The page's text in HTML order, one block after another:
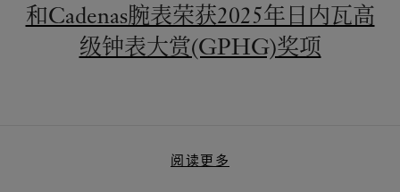
和Cadenas腕表荣获2025年日内瓦高
级钟表大赏(GPHG)奖项
阅读更多